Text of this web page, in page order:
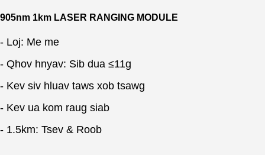
905nm 1km LASER RANGING MODULE
- Loj: Me me
- Qhov hnyav: Sib dua ≤11g
- Kev siv hluav taws xob tsawg
- Kev ua kom raug siab
- 1.5km: Tsev & Roob